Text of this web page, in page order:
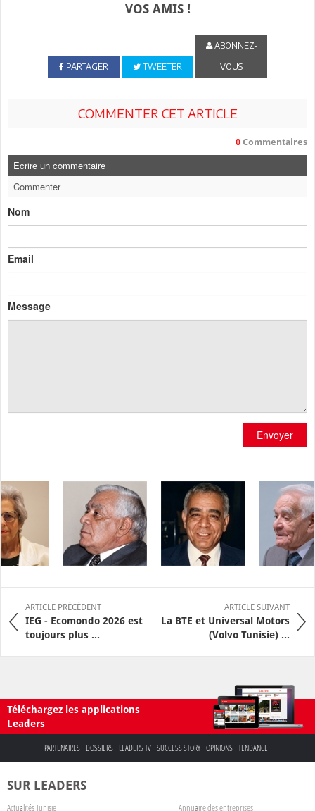
VOS AMIS !
PARTAGER TWEETER
ABONNEZ-
VOUS
COMMENTER CET ARTICLE
0 Commentaires
Ecrire un commentaire
Commenter
Nom
Email
Message
Envoyer
ARTICLE PRÉCÉDENT
IEG - Ecomondo 2026 est
toujours plus ...
ARTICLE SUIVANT
La BTE et Universal Motors
(Volvo Tunisie) ...
Téléchargez les applications
Leaders
PARTENAIRES DOSSIERS LEADERS TV SUCCESS STORY OPINIONS TENDANCE
SUR LEADERS
Actualités Tunisie Annuaire des entreprises